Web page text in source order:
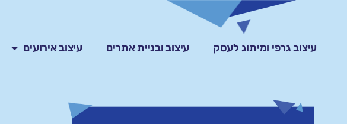
עיצוב גרפי ומיתוג לעסק עיצוב ובניית אתרים עיצוב אירועים